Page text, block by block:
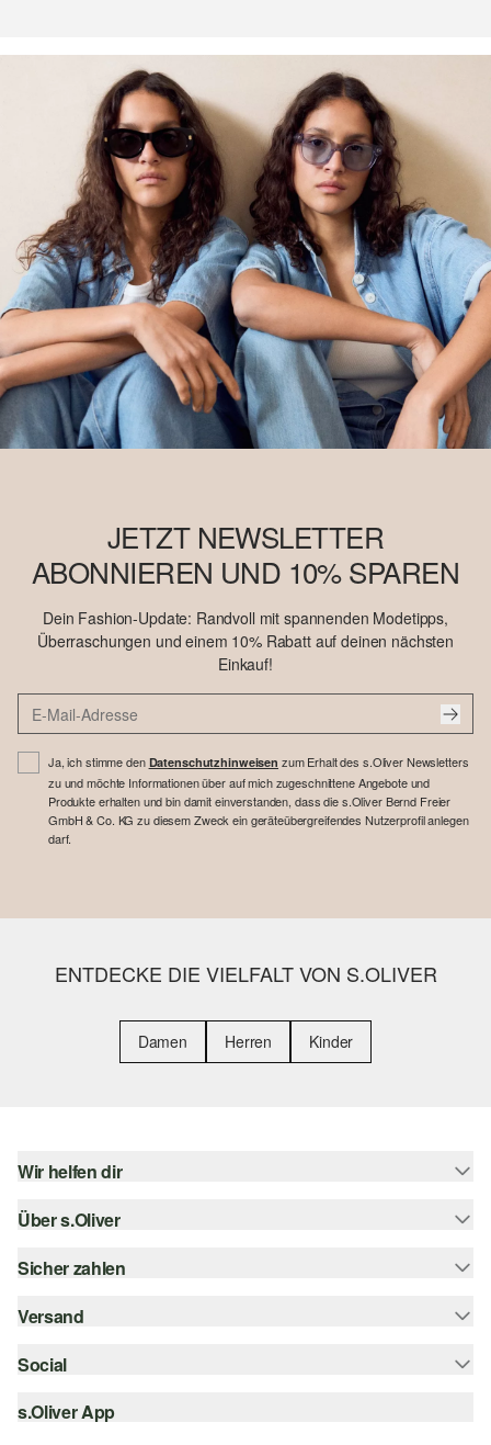
JETZT NEWSLETTER
ABONNIEREN UND 10% SPAREN
Dein Fashion-Update: Randvoll mit spannenden Modetipps,
Überraschungen und einem 10% Rabatt auf deinen nächsten
Einkauf!
Ja, ich stimme den Datenschutzhinweisen zum Erhalt des s.Oliver Newsletters
zu und möchte Informationen über auf mich zugeschnittene Angebote und
Produkte erhalten und bin damit einverstanden, dass die s.Oliver Bernd Freier
GmbH & Co. KG zu diesem Zweck ein geräteübergreifendes Nutzerprofil anlegen
darf.
ENTDECKE DIE VIELFALT VON S.OLIVER
Damen Herren Kinder
Wir helfen dir
Hilfe & FAQ
Größenberatung
Über s.Oliver
Newsletter
s.Oliver Card
Wunschliste
Sicher zahlen
Rechnung
Kreditkarte
Versand
Sendungsverfolgung
SwissPost
Social
instagram
s.Oliver App